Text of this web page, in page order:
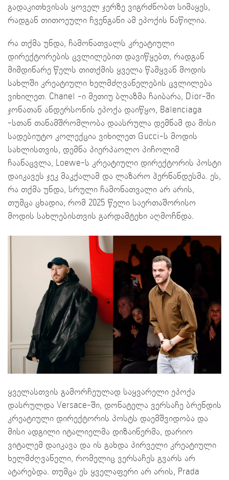
გადაკითხვისას ყოველ ჯერზე ვიგრძნობთ სიმაყეს,
რადგან თითოეული ჩვენგანი ამ ეპოქის ნაწილია.
რა თქმა უნდა, ჩამონათვალს კრეატიული
დირექტორების ცვლილებით დავიწყებთ, რადგან
მიმდინარე წელს თითქმის ყველა წამყვან მოდის
სახლში კრეატიული ხელმძღვანელების ცვლილება
ვიხილეთ. Chanel -ი მეთიუ ბლაზმა ჩაიბარა, Dior-ში
ჯონათან ანდერსონის ეპოქა დაიწყო, Balenciaga
-სთან თანამშრომლობა დაასრულა დემნამ და მისი
სადებიუტო კოლექცია ვიხილეთ Gucci-ს მოდის
სახლისთვის, დემნა პიერპაოლო პიჩოლიმ
ჩაანაცვლა, Loewe-ს კრეატიული დირექტორის პოსტი
დაიკავეს ჯეკ მაკქალამ და ლაზარო ჰერნანდესმა. ეს,
რა თქმა უნდა, სრული ჩამონათვალი არ არის,
თუმცა ცხადია, რომ 2025 წელი საერთაშორისო
მოდის სახლებისთვის გარდამტეხი აღმოჩნდა.
ყველასთვის გამორჩეულად საყვარელი ეპოქა
დასრულდა Versace-ში, დონატელა ვერსაჩე ბრენდის
კრეატიული დირექტორის პოსტს დაემშვიდობა და
მისი ადგილი იტალიელმა დიზაინერმა, დარიო
ვიტალემ დაიკავა და ის გახდა პირველი კრეატიული
ხელმძღვანელი, რომელიც ვერსაჩეს გვარს არ
ატარებდა. თუმცა ეს ყველაფერი არ არის, Prada